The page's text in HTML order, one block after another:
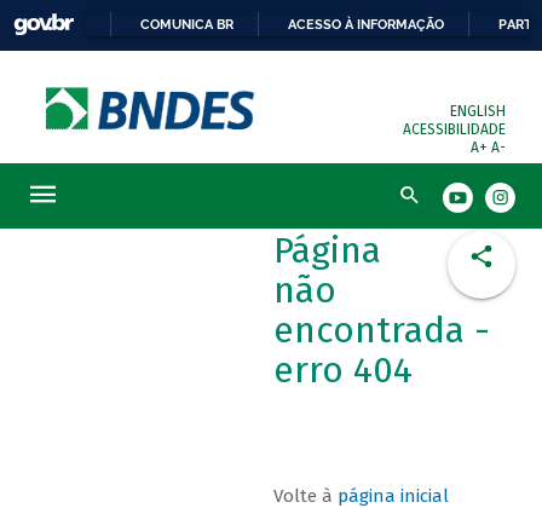
COMUNICA BR ACESSO À INFORMAÇÃO
ENGLISH
ACESSIBILIDADE
A+ A-
Busca
Página
não
encontrada -
erro 404
Volte à página inicial